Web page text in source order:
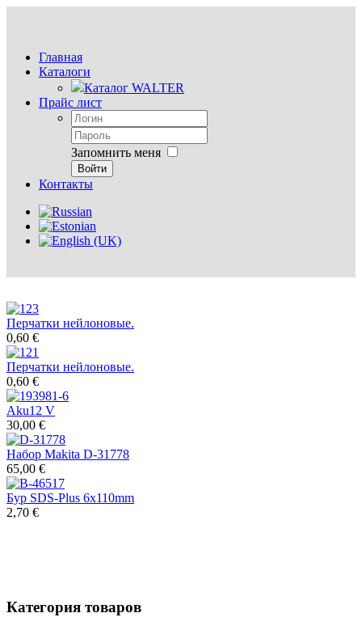
Главная
Каталоги
Каталог WALTER
Прайс лист
Запомнить меня
Войти
Контакты
Перчатки нейлоновые.
0,60 €
Перчатки нейлоновые.
0,60 €
Aku12 V
30,00 €
Набор Makita D-31778
65,00 €
Бур SDS-Plus 6x110mm
2,70 €
Категория товаров